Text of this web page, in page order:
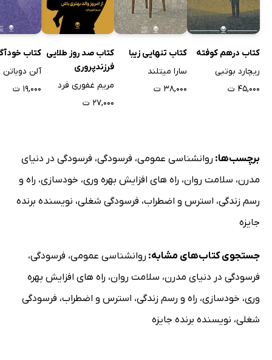
کتاب درهم کوفته
ریچارد بوتبی
۴۵,۰۰۰ ت
کتاب تنهایی زیبا
سارا میتلند
۳۸,۰۰۰ ت
کتاب صد روز طلایی
فرزندپروری
مریم غفوری فرد
۲۷,۰۰۰ ت
کتاب
آلن دوباتن
۱۹,۰۰۰ ت
برچسب‌ها: روانشناسی عمومی، فرسودگی، فرسودگی در دنیای
مدرن، سلامت روان، راه های افزایش بهره وری، خودسازی، راه و
رسم زندگی، استرس و اضطراب، فرسودگی شغلی، نویسنده برنده
جایزه
جستجوی کتاب‌های مشابه: روانشناسی عمومی، فرسودگی،
فرسودگی در دنیای مدرن، سلامت روان، راه های افزایش بهره
وری، خودسازی، راه و رسم زندگی، استرس و اضطراب، فرسودگی
شغلی، نویسنده برنده جایزه